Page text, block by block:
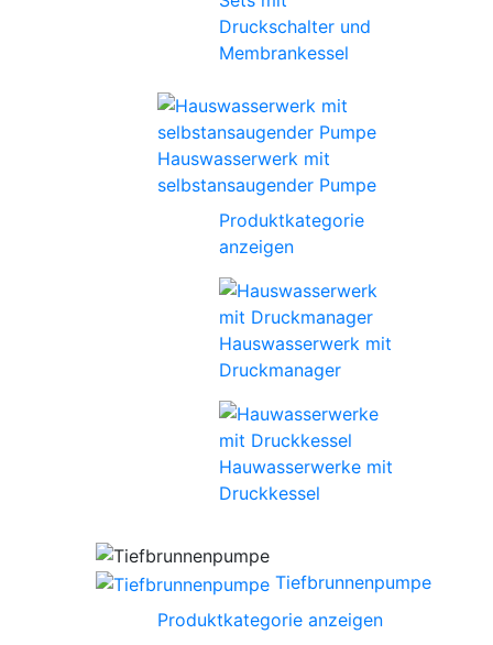
Druckschalter und
Membrankessel
Hauswasserwerk mit
selbstansaugender Pumpe
Produktkategorie
anzeigen
Hauswasserwerk mit
Druckmanager
Hauwasserwerke mit
Druckkessel
Tiefbrunnenpumpe
Produktkategorie anzeigen